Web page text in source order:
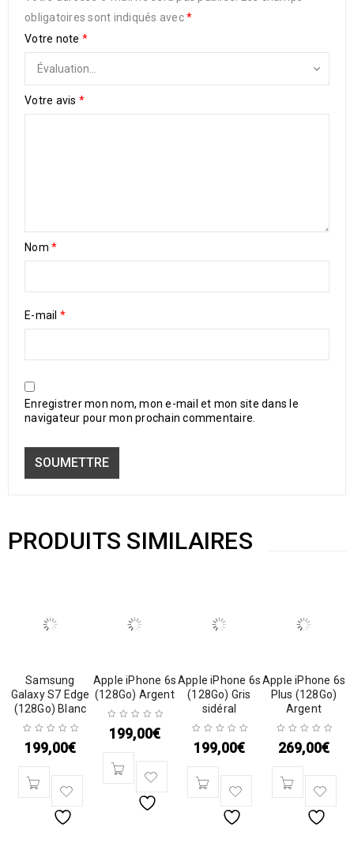
obligatoires sont indiqués avec*
Votre note *
Votre avis *
Nom *
E-mail *
Enregistrer mon nom, mon e-mail et mon site dans le
navigateur pour mon prochain commentaire.
PRODUITS SIMILAIRES
Samsung
Galaxy S7 Edge
(128Go) Blanc
199,00€
Apple iPhone 6s
(128Go) Argent
199,00€
Apple iPhone 6s
(128Go) Gris
sidéral
199,00€
Apple iPhone 6s
Plus (128Go)
Argent
269,00€